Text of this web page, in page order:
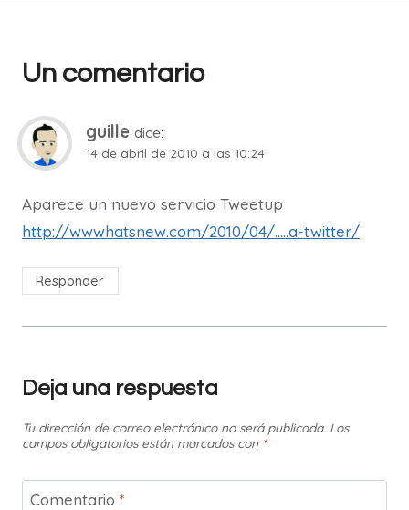
Un comentario
guille dice:
14 de abril de 2010 a las 10:24
Aparece un nuevo servicio Tweetup
http://wwwhatsnew.com/2010/04/.....a-twitter/
Responder
Deja una respuesta
Tu dirección de correo electrónico no será publicada. Los
campos obligatorios están marcados con *
Comentario *